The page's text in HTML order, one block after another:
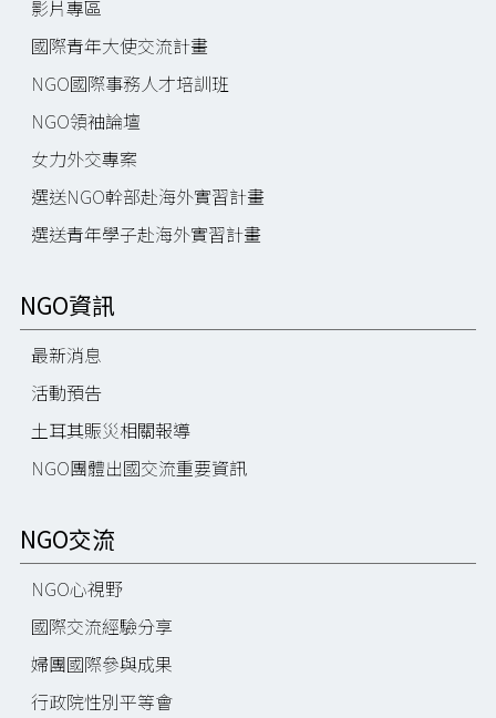
影片專區
國際青年大使交流計畫
NGO國際事務人才培訓班
NGO領袖論壇
女力外交專案
選送NGO幹部赴海外實習計畫
選送青年學子赴海外實習計畫
NGO資訊
最新消息
活動預告
土耳其賑災相關報導
NGO團體出國交流重要資訊
NGO交流
NGO心視野
國際交流經驗分享
婦團國際參與成果
行政院性別平等會